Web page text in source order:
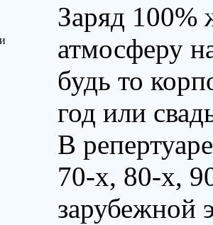
Заряд 100%
атмосферу
будь то
год или
В
70-х, 80-х,
зарубежной